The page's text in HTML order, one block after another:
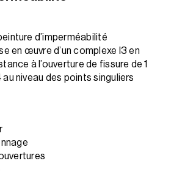
d’imperméabilité
en œuvre d’un complexe I3 en
à l’ouverture de fissure de 1
au niveau des points singuliers